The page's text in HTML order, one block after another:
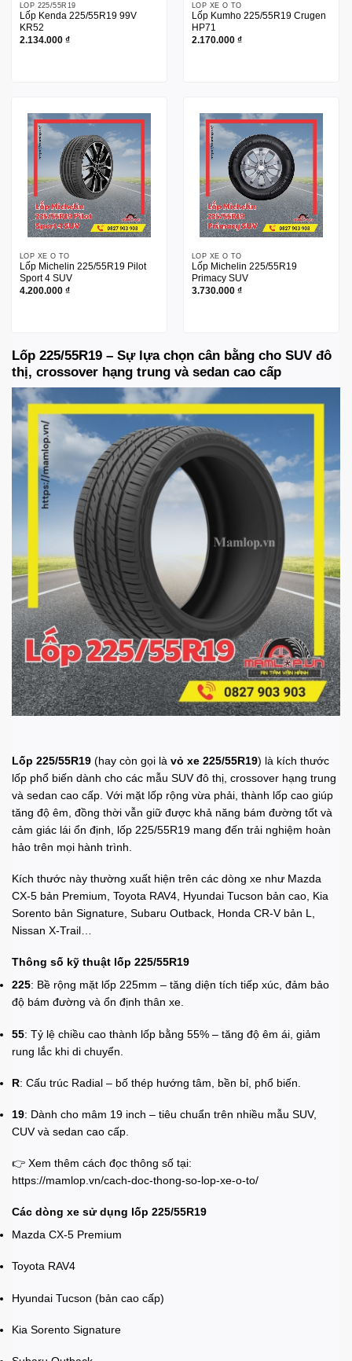
LỐP 225/55R19
Lốp Kenda 225/55R19 99V
KR52
2.134.000 ₫
LỐP XE Ô TÔ
Lốp Kumho 225/55R19 Crugen
HP71
2.170.000 ₫
LỐP XE Ô TÔ
Lốp Michelin 225/55R19 Pilot
Sport 4 SUV
4.200.000 ₫
LỐP XE Ô TÔ
Lốp Michelin 225/55R19
Primacy SUV
3.730.000 ₫
Lốp 225/55R19 – Sự lựa chọn cân bằng cho SUV đô
thị, crossover hạng trung và sedan cao cấp
Lốp 225/55R19 (hay còn gọi là vỏ xe 225/55R19) là kích thước
lốp phổ biến dành cho các mẫu SUV đô thị, crossover hạng trung
và sedan cao cấp. Với mặt lốp rộng vừa phải, thành lốp cao giúp
tăng độ êm, đồng thời vẫn giữ được khả năng bám đường tốt và
cảm giác lái ổn định, lốp 225/55R19 mang đến trải nghiệm hoàn
hảo trên mọi hành trình.
Kích thước này thường xuất hiện trên các dòng xe như Mazda
CX-5 bản Premium, Toyota RAV4, Hyundai Tucson bản cao, Kia
Sorento bản Signature, Subaru Outback, Honda CR-V bản L,
Nissan X-Trail…
Thông số kỹ thuật lốp 225/55R19
225: Bề rộng mặt lốp 225mm – tăng diện tích tiếp xúc, đảm bảo
độ bám đường và ổn định thân xe.
55: Tỷ lệ chiều cao thành lốp bằng 55% – tăng độ êm ái, giảm
rung lắc khi di chuyển.
R: Cấu trúc Radial – bố thép hướng tâm, bền bỉ, phổ biến.
19: Dành cho mâm 19 inch – tiêu chuẩn trên nhiều mẫu SUV,
CUV và sedan cao cấp.
👉 Xem thêm cách đọc thông số tại:
https://mamlop.vn/cach-doc-thong-so-lop-xe-o-to/
Các dòng xe sử dụng lốp 225/55R19
Mazda CX-5 Premium
Toyota RAV4
Hyundai Tucson (bản cao cấp)
Kia Sorento Signature